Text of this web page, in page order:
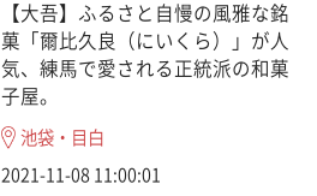
【大吾】ふるさと自慢の風雅な銘
菓「爾比久良（にいくら）」が人
気、練馬で愛される正統派の和菓
子屋。
池袋・目白
2021-11-08 11:00:01